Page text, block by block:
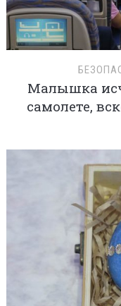
Малышка
самолете,